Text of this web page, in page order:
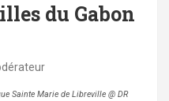
du Gabon
Sainte Marie de Libreville @ DR